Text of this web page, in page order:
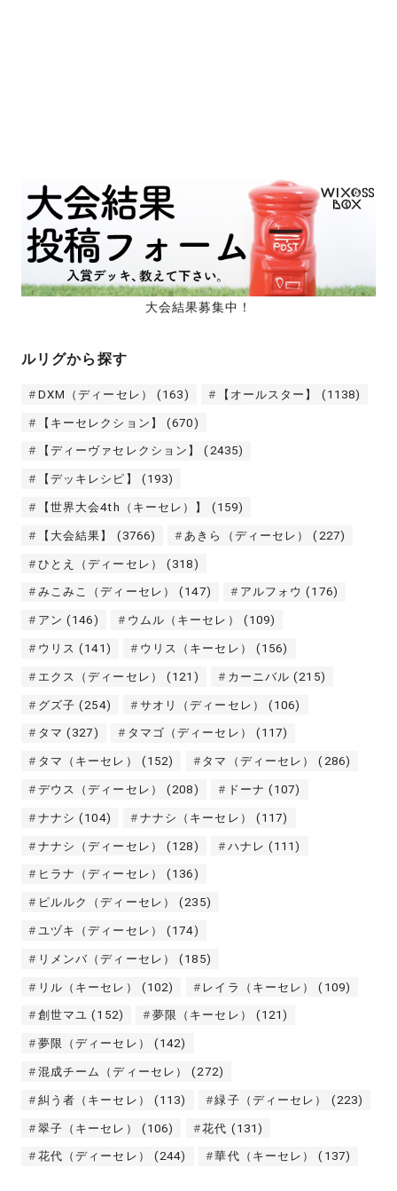
大会結果募集中！
ルリグから探す
DXM（ディーセレ） (163) 【オールスター】 (1138)
【キーセレクション】 (670)
【ディーヴァセレクション】 (2435)
【デッキレシピ】 (193)
【世界大会4th（キーセレ）】 (159)
【大会結果】 (3766) あきら（ディーセレ） (227)
ひとえ（ディーセレ） (318)
みこみこ（ディーセレ） (147) アルフォウ (176)
アン (146) ウムル（キーセレ） (109)
ウリス (141) ウリス（キーセレ） (156)
エクス（ディーセレ） (121) カーニバル (215)
グズ子 (254) サオリ（ディーセレ） (106)
タマ (327) タマゴ（ディーセレ） (117)
タマ（キーセレ） (152) タマ（ディーセレ） (286)
デウス（ディーセレ） (208) ドーナ (107)
ナナシ (104) ナナシ（キーセレ） (117)
ナナシ（ディーセレ） (128) ハナレ (111)
ヒラナ（ディーセレ） (136)
ピルルク（ディーセレ） (235)
ユヅキ（ディーセレ） (174)
リメンバ（ディーセレ） (185)
リル（キーセレ） (102) レイラ（キーセレ） (109)
創世マユ (152) 夢限（キーセレ） (121)
夢限（ディーセレ） (142)
混成チーム（ディーセレ） (272)
糾う者（キーセレ） (113) 緑子（ディーセレ） (223)
翠子（キーセレ） (106) 花代 (131)
花代（ディーセレ） (244) 華代（キーセレ） (137)